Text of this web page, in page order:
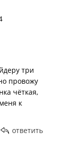
три
провожу
чёткая,
к
ответить